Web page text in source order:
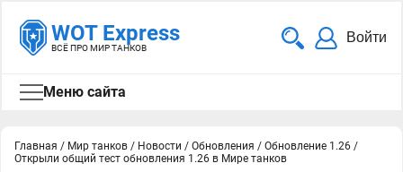
WOT Express
ВСЁ ПРО МИР ТАНКОВ
Войти
Меню сайта
Главная / Мир танков / Новости / Обновления / Обновление 1.26 /
Открыли общий тест обновления 1.26 в Мире танков